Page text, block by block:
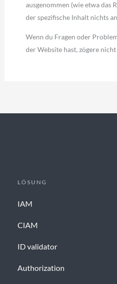
ausgenommen (wie etwa das
der spezifische Inhalt nichts
Wenn du Fragen oder
der Website hast, zögere
LÖSUNG
IAM
CIAM
ID validator
Authorization